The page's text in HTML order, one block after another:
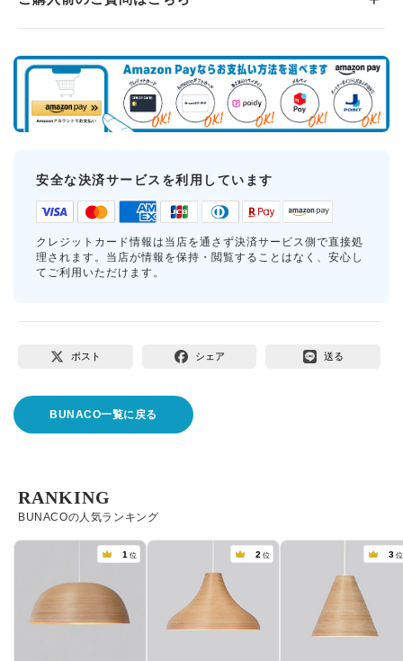
安全な決済サービスを利用しています
クレジットカード情報は当店を通さず決済サービス側で直接処
理されます。当店が情報を保持・閲覧することはなく、安心し
てご利用いただけます。
ポスト シェア 送る
BUNACO一覧に戻る
BUNACOの人気ランキング
RANKING
1 位 2 位 3 位